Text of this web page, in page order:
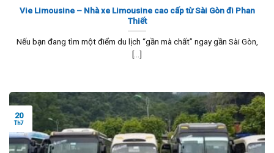
Vie Limousine – Nhà xe Limousine cao cấp từ Sài Gòn đi Phan
Thiết
Nếu bạn đang tìm một điểm du lịch “gần mà chất” ngay gần Sài Gòn,
[...]
20
Th7